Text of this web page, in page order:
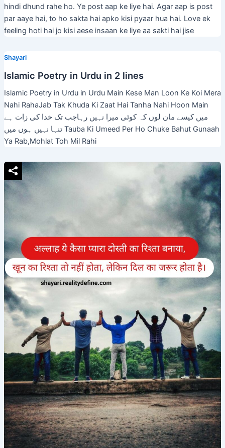
hindi dhund rahe ho. Ye post aap ke liye hai. Agar aap is post
par aaye hai, to ho sakta hai apko kisi pyaar hua hai. Love ek
feeling hoti hai jo kisi aese insaan ke liye aa sakti hai jise
Shayari
Islamic Poetry in Urdu in 2 lines
Islamic Poetry in Urdu in Urdu Main Kese Man Loon Ke Koi Mera
Nahi RahaJab Tak Khuda Ki Zaat Hai Tanha Nahi Hoon Main
میں کیسے مان لوں کہ کوئی میرا نہیں رہاجب تک خدا کی زات ہے
تنہا نہیں ہوں میں Tauba Ki Umeed Per Ho Chuke Bahut Gunaah
Ya Rab,Mohlat Toh Mil Rahi